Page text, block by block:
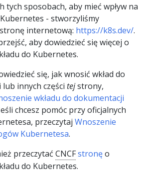
tych sposobach, aby mieć wpływ na
- stworzyliśmy
internetową: https://k8s.dev/.
aby dowiedzieć się więcej o
do Kubernetes.
się, jak wnosić wkład do
innych części tejstrony,
wkładu do dokumentacji
chcesz pomóc przy oficjalnych
przeczytaj Wnoszenie
Kubernetesa.
przeczytać CNCFstronęo
do Kubernetes.